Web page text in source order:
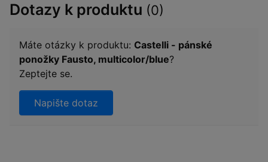
Dotazy k produktu (0)
Máte otázky k produktu: Castelli - pánské
ponožky Fausto, multicolor/blue?
Zeptejte se.
Napište dotaz